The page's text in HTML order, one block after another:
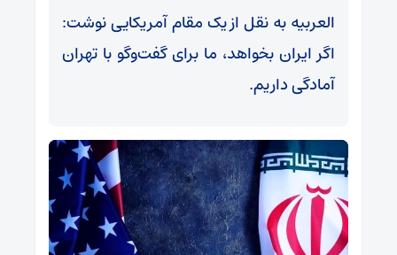
العربیه به نقل از یک مقام آمریکایی نوشت:
اگر ایران بخواهد، ما برای گفت‌و‌گو با تهران
آمادگی داریم.